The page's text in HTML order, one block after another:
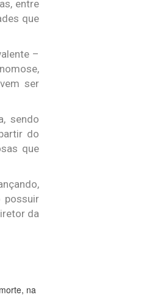
entre
que
–
ser
sendo
do
que
possuir
da
na